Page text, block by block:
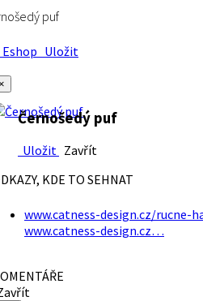
puf
Uložit
Černošedý puf
Uložit Zavřít
KDE TO SEHNAT
www.catness-design.cz/rucne-
www.catness-design.cz…